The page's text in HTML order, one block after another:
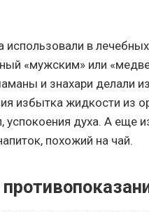
в
«мужским» или
и знахари делали
избытка жидкости из
успокоения духа. А еще
похожий на чай.